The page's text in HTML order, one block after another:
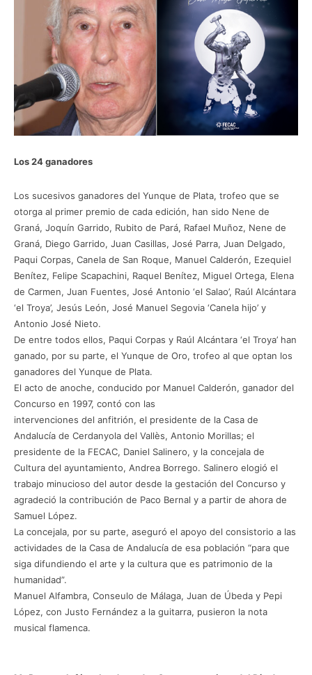
Los 24 ganadores
Los sucesivos ganadores del Yunque de Plata, trofeo que se
otorga al primer premio de cada edición, han sido Nene de
Graná, Joquín Garrido, Rubito de Pará, Rafael Muñoz, Nene de
Graná, Diego Garrido, Juan Casillas, José Parra, Juan Delgado,
Paqui Corpas, Canela de San Roque, Manuel Calderón, Ezequiel
Benítez, Felipe Scapachini, Raquel Benítez, Miguel Ortega, Elena
de Carmen, Juan Fuentes, José Antonio ‘el Salao’, Raúl Alcántara
‘el Troya’, Jesús León, José Manuel Segovia ‘Canela hijo’ y
Antonio José Nieto.
De entre todos ellos, Paqui Corpas y Raúl Alcántara ‘el Troya’ han
ganado, por su parte, el Yunque de Oro, trofeo al que optan los
ganadores del Yunque de Plata.
El acto de anoche, conducido por Manuel Calderón, ganador del
Concurso en 1997, contó con las
intervenciones del anfitrión, el presidente de la Casa de
Andalucía de Cerdanyola del Vallès, Antonio Morillas; el
presidente de la FECAC, Daniel Salinero, y la concejala de
Cultura del ayuntamiento, Andrea Borrego. Salinero elogió el
trabajo minucioso del autor desde la gestación del Concurso y
agradeció la contribución de Paco Bernal y a partir de ahora de
Samuel López.
La concejala, por su parte, aseguró el apoyo del consistorio a las
actividades de la Casa de Andalucía de esa población “para que
siga difundiendo el arte y la cultura que es patrimonio de la
humanidad”.
Manuel Alfambra, Conseulo de Málaga, Juan de Úbeda y Pepi
López, con Justo Fernández a la guitarra, pusieron la nota
musical flamenca.